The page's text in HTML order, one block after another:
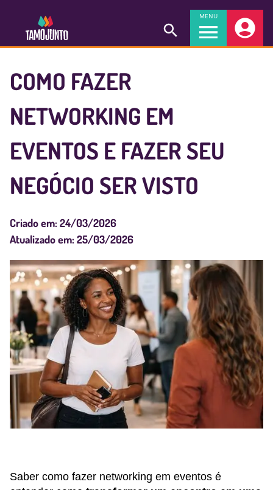
MENU
COMO FAZER
NETWORKING EM
EVENTOS E FAZER SEU
NEGÓCIO SER VISTO
Criado em:24/03/2026
Atualizado em:25/03/2026
Saber como fazer networking em eventos é